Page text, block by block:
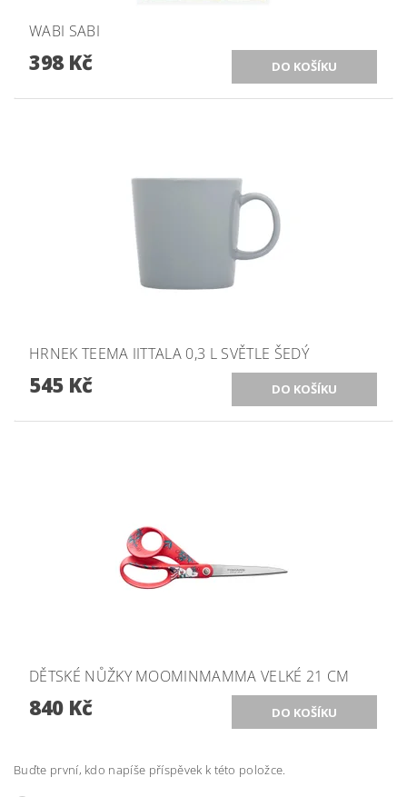
WABI SABI
398 Kč
HRNEK TEEMA IITTALA 0,3 L SVĚTLE ŠEDÝ
545 Kč
DĚTSKÉ NŮŽKY MOOMINMAMMA VELKÉ 21 CM
840 Kč
Buďte první, kdo napíše příspěvek k této položce.